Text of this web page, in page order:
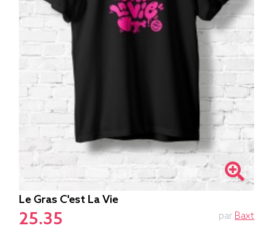
Le Gras C'est La Vie
25.35 par Baxt